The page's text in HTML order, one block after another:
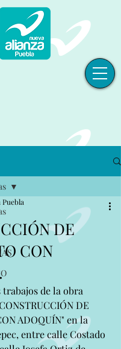
DE
CON
de la obra
DE
ADOQUÍN" en la
entre calle Costado